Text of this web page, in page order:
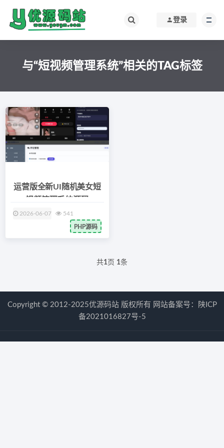
登录
与“短视频管理系统”相关的TAG标签
运营版全新UI随机美女短
2026-06-07 541
PHP源码
共1 页 1条
Copyright © 2012-2025优源码站 版权所有 网站备案号：
陕ICP
备2021016827号-5